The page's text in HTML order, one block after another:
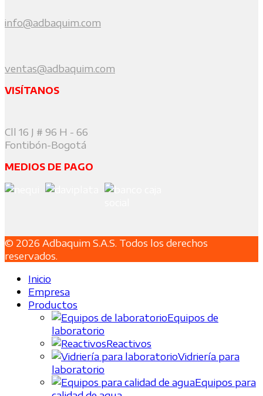
info@adbaquim.com
ventas@adbaquim.com
VISÍTANOS
Cll 16 J # 96 H - 66
Fontibón-Bogotá
MEDIOS DE PAGO
© 2026 Adbaquim S.A.S. Todos los derechos
reservados.
Inicio
Empresa
Productos
Equipos de
laboratorio
Reactivos
Vidriería para
laboratorio
Equipos para